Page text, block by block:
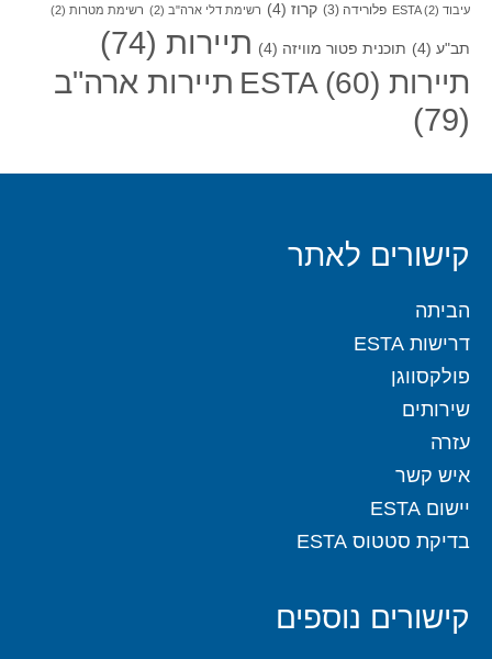
עיבוד ESTA (2) פלורידה (3) קרוז (4) רשימת דלי ארה"ב (2) רשימת מטרות (2)
תב"ע (4) תוכנית פטור מוויזה (4) תיירות (74)
תיירות ESTA (60)
תיירות ארה"ב
(79)
קישורים לאתר
הביתה
דרישות ESTA
פולקסווגן
שירותים
עזרה
איש קשר
יישום ESTA
בדיקת סטטוס ESTA
קישורים נוספים